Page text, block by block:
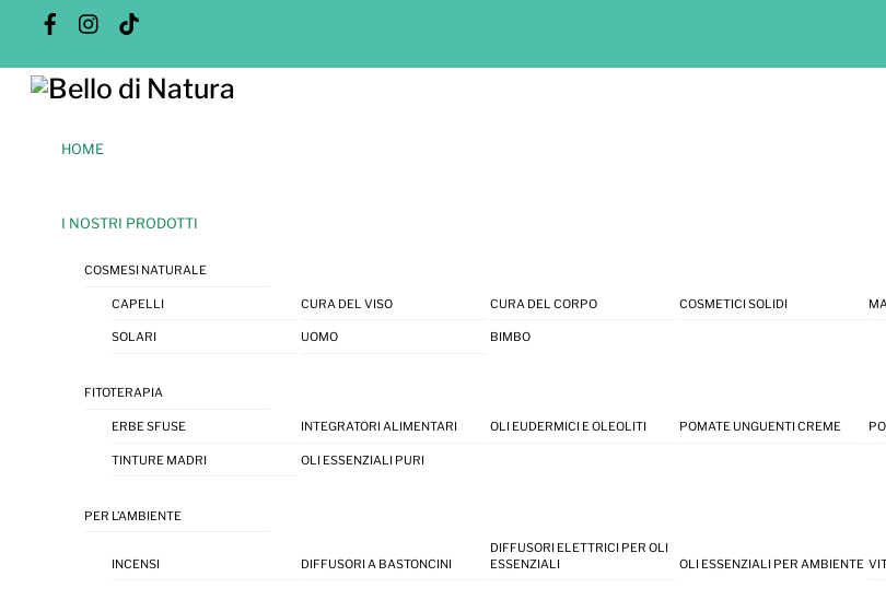
content
FacebookInstagram
Menu
HOME
I NOSTRI PRODOTTI
COSMESI NATURALE
CAPELLI CURA DEL VISO CURA DEL CORPO COSMETICI SOLIDI
SOLARI UOMO BIMBO
FITOTERAPIA
ERBE SFUSE INTEGRATORI ALIMENTARI OLI EUDERMICI E OLEOLITI POMATE UNGUENTI CREME
TINTURE MADRI OLI ESSENZIALI PURI
PER L’AMBIENTE
INCENSI DIFFUSORI A BASTONCINI
DIFFUSORI ELETTRICI PER OLI
ESSENZIALI
OLI ESSENZIALI PER AMBIENTE